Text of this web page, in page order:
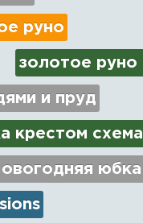
руно
золотое руно
и пруд
крестом схема